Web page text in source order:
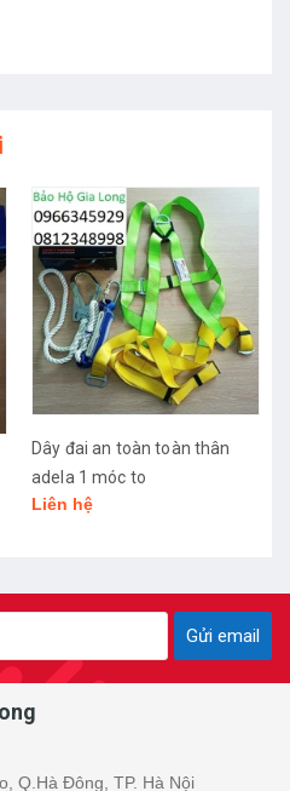
Dây đai an toàn toàn thân
adela 1 móc to
Liên hệ
Gửi email
Q.Hà Đông, TP. Hà Nội